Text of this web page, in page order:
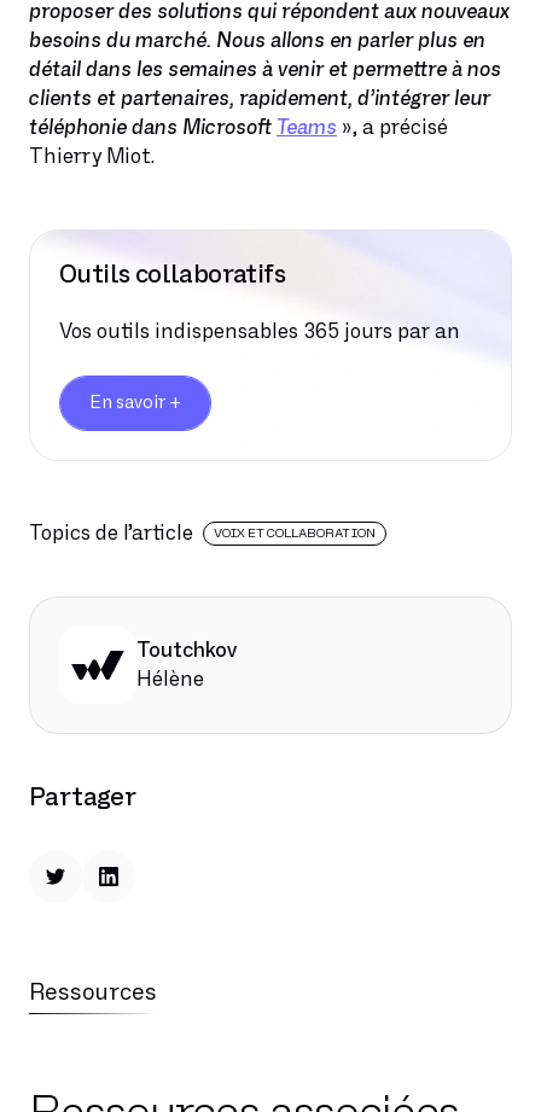
proposer des solutions qui répondent aux nouveaux
besoins du marché. Nous allons en parler plus en
détail dans les semaines à venir et permettre à nos
clients et partenaires, rapidement, d’intégrer leur
téléphonie dans Microsoft Teams », a précisé
Thierry Miot.
Outils collaboratifs
Vos outils indispensables 365 jours par an
En savoir +
Topics de l’article VOIX ET COLLABORATION
Toutchkov
Hélène
Partager
Ressources